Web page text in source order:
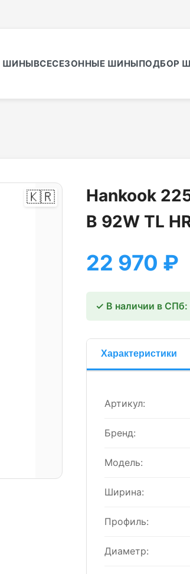
ШИНЫВСЕСЕЗОННЫЕ ШИНЫПОДБОР
🇰🇷
Hankook
B 92W TL
22 970 ₽
✓ В наличии в
Характеристики
Артикул:
Бренд:
Модель:
Ширина:
Профиль:
Диаметр: